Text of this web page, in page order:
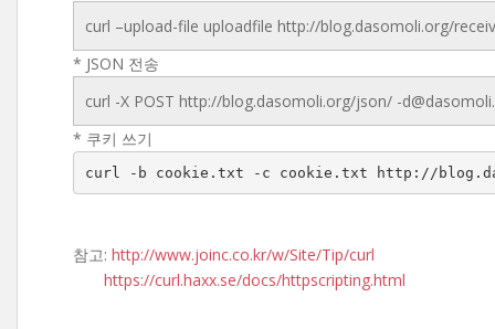
curl –upload-file uploadfile http://blog.dasomoli.org/
* JSON 전송
curl -X POST http://blog.dasomoli.org/json/ -
* 쿠키 쓰기
curl -b cookie.txt -c cookie.txt http://
참고: http://www.joinc.co.kr/w/Site/Tip/curl
https://curl.haxx.se/docs/httpscripting.html